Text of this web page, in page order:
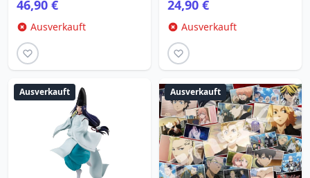
46,90 €
Ausverkauft
24,90 €
Ausverkauft
Ausverkauft Ausverkauft